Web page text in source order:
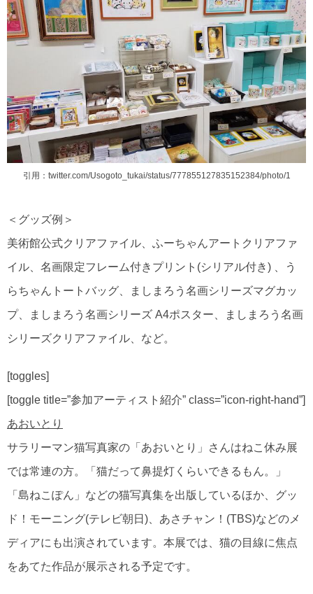
引用： twitter.com/Usogoto_tukai/status/777855127835152384/photo/1
＜グッズ例＞
美術館公式クリアファイル、ふーちゃんアートクリアファ
イル、名画限定フレーム付きプリント(シリアル付き) 、う
らちゃんトートバッグ、ましまろう名画シリーズマグカッ
プ、ましまろう名画シリーズ A4ポスター、ましまろう名画
シリーズクリアファイル、など。
[toggles]
[toggle title=”参加アーティスト紹介” class=”icon-right-hand”]
あおいとり
サラリーマン猫写真家の「あおいとり」さんはねこ休み展
では常連の方。「猫だって鼻提灯くらいできるもん。」
「島ねこぽん」などの猫写真集を出版しているほか、グッ
ド！モーニング(テレビ朝日)、あさチャン！(TBS)などのメ
ディアにも出演されています。本展では、猫の目線に焦点
をあてた作品が展示される予定です。